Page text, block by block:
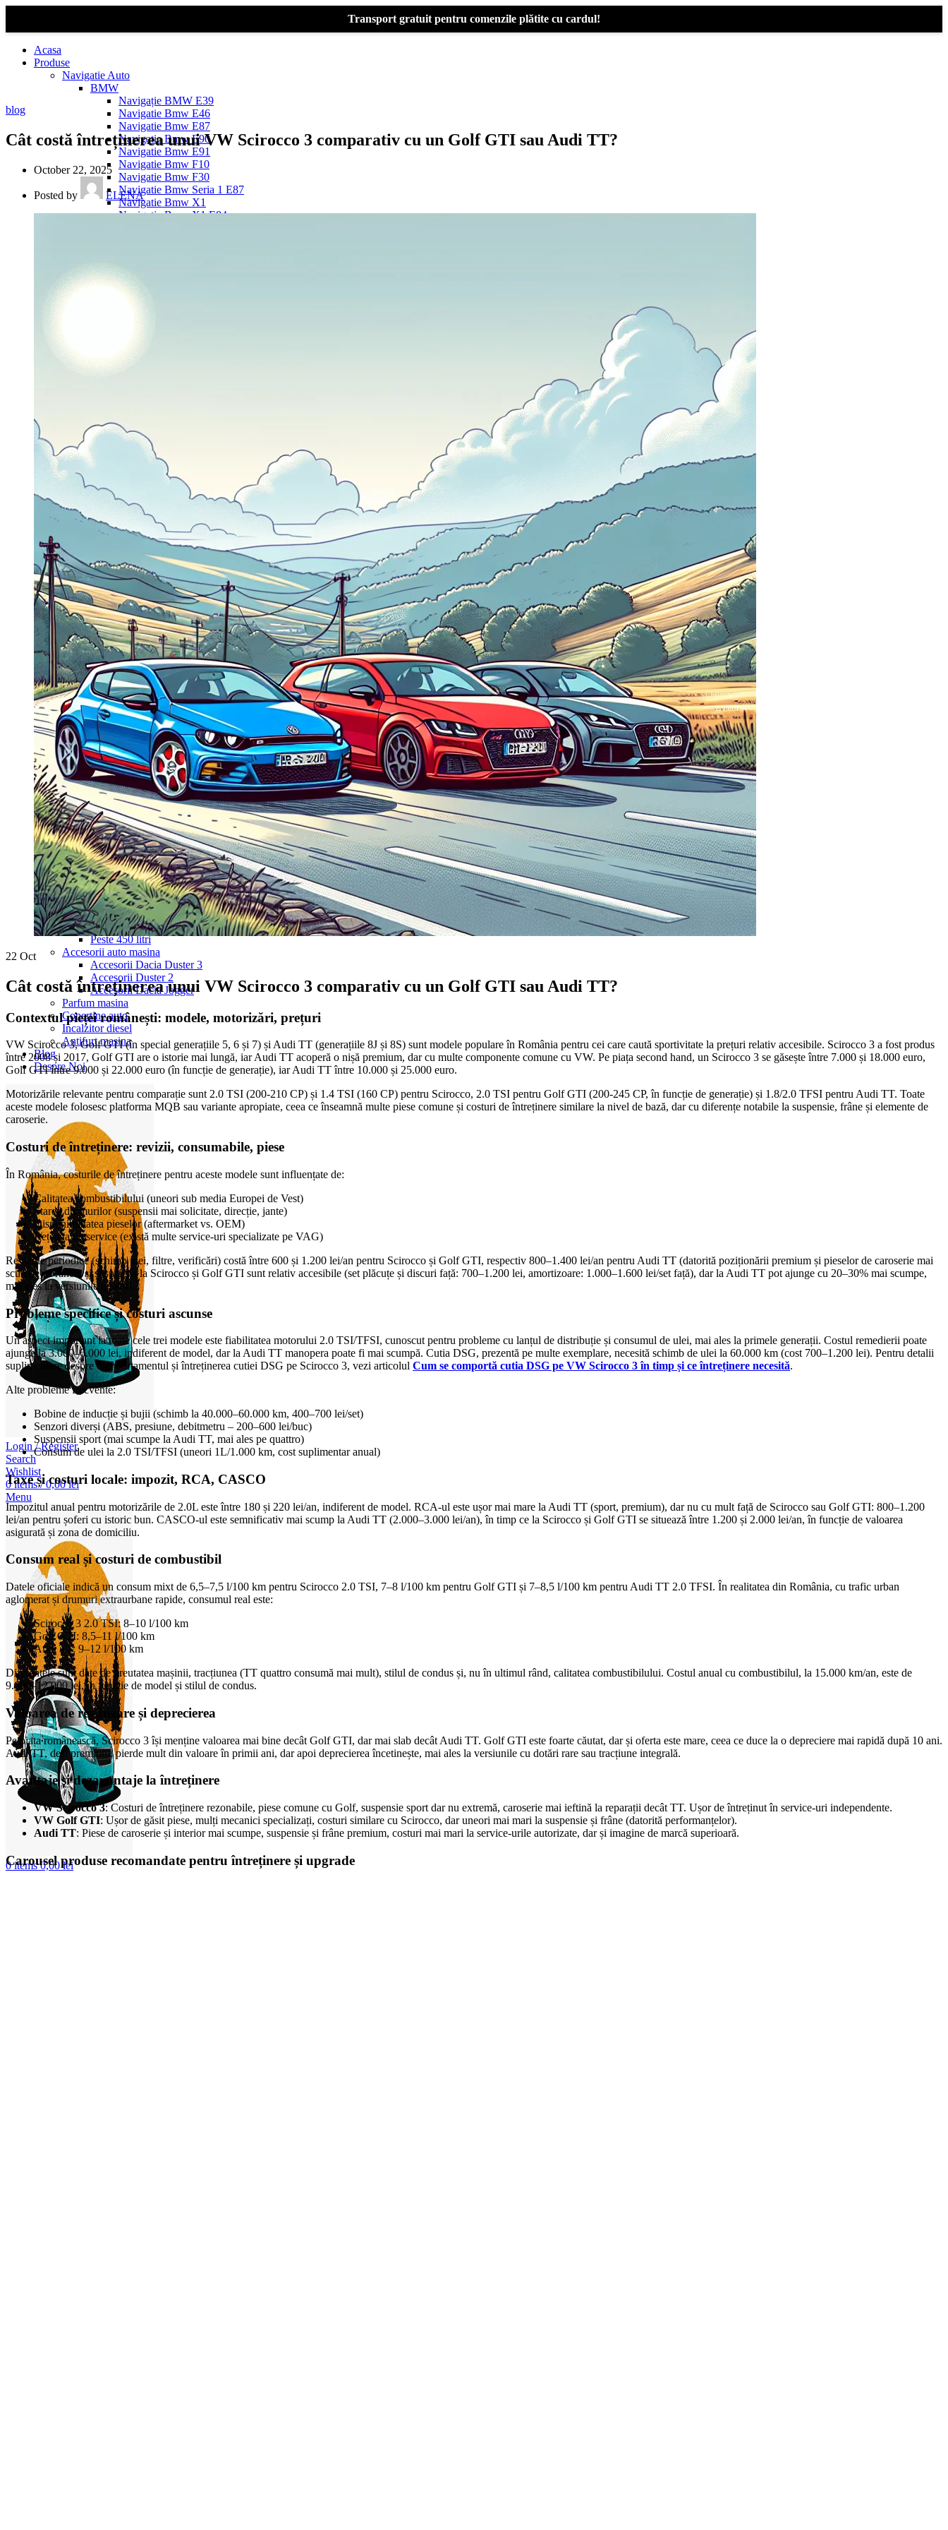
Transport gratuit pentru comenzile plătite cu cardul!
Acasa
Produse
Navigatie Auto
BMW
Navigație BMW E39
Navigatie Bmw E46
Navigatie Bmw E87
Navigatie Bmw E90
Navigatie Bmw E91
Navigatie Bmw F10
Navigatie Bmw F30
Navigatie Bmw Seria 1 E87
Navigatie Bmw X1
Navigatie Bmw X1 E84
Dacia Logan
Navigație Dacia Logan 1 (2004–2012)
Navigație Dacia Logan 2 (2012–2020)
Navigație Dacia Logan 3 (2020–Prezent)
Navigatie Audi A5
Navigatie Audi A6 C5
Navigatie Audi A6 C6
Navigatie Audi A6 C7
Navigatie Audi Q5
Ford
Navigație Ford Fiesta
Navigație Ford Focus 1
Navigație Ford Focus 2
Navigație Ford Focus MK3
Navigație Ford Mondeo MK3
Navigație Ford Mondeo MK4
Navigație Ford Transit
Mercedes
Navigație Mercedes C Class W203
Navigație Mercedes C Class W204
Navigație Mercedes W203
Navigație Mercedes W204
Navigație Mercedes W211
Navigație Mercedes Sprinter
Passat
Navigație Passat B5
Navigație Passat B5 5
Navigație Passat B6
Navigație Passat B7
Navigație Passat B8
Navigație Passat CC
Skoda
Navigație Skoda Fabia 1
Navigație Skoda Fabia 2
Navigație Skoda Octavia 1
Navigație Skoda Octavia 2
Navigație Skoda Octavia 3
Navigație Skoda Rapid
Navigație Skoda Superb 1
Navigație Skoda Superb 2
Navigație Toyota Avensis T25
Portbagaj Plafon Auto
Sub 350 Litri
Peste 350 Litri
Peste 450 litri
Accesorii auto masina
Accesorii Dacia Duster 3
Accesorii Duster 2
Accesorii Dacia Jogger
Parfum masina
Copertine auto
Incalzitor diesel
Antifurt masina
Blog
Despre Noi
Login / Register
Search
Wishlist
0items / 0,00lei
Menu
0items 0,00lei
blog
Cât costă întreținerea unui VW Scirocco 3 comparativ cu un Golf GTI sau Audi TT?
October 22, 2025
Posted by ELENA
22 Oct
Cât costă întreținerea unui VW Scirocco 3 comparativ cu un Golf GTI sau Audi TT?
Contextul pieței românești: modele, motorizări, prețuri
VW Scirocco 3, Golf GTI (în special generațiile 5, 6 și 7) și Audi TT (generațiile 8J și 8S) sunt modele populare în România pentru cei care caută sportivitate la prețuri relativ accesibile. Scirocco 3 a fost produs
între 2008 și 2017, Golf GTI are o istorie mai lungă, iar Audi TT acoperă o nișă premium, dar cu multe componente comune cu VW. Pe piața second hand, un Scirocco 3 se găsește între 7.000 și 18.000 euro,
Golf GTI între 9.000 și 22.000 euro (în funcție de generație), iar Audi TT între 10.000 și 25.000 euro.
Motorizările relevante pentru comparație sunt 2.0 TSI (200-210 CP) și 1.4 TSI (160 CP) pentru Scirocco, 2.0 TSI pentru Golf GTI (200-245 CP, în funcție de generație) și 1.8/2.0 TFSI pentru Audi TT. Toate
aceste modele folosesc platforma MQB sau variante apropiate, ceea ce înseamnă multe piese comune și costuri de întreținere similare la nivel de bază, dar cu diferențe notabile la suspensie, frâne și elemente de
caroserie.
Costuri de întreținere: revizii, consumabile, piese
În România, costurile de întreținere pentru aceste modele sunt influențate de:
Calitatea combustibilului (uneori sub media Europei de Vest)
Starea drumurilor (suspensii mai solicitate, direcție, jante)
Disponibilitatea pieselor (aftermarket vs. OEM)
Rețeaua de service (există multe service-uri specializate pe VAG)
Reviziile periodice (schimb ulei, filtre, verificări) costă între 600 și 1.200 lei/an pentru Scirocco și Golf GTI, respectiv 800–1.400 lei/an pentru Audi TT (datorită poziționării premium și pieselor de caroserie mai
scumpe). Frânele și suspensia la Scirocco și Golf GTI sunt relativ accesibile (set plăcuțe și discuri față: 700–1.200 lei, amortizoare: 1.000–1.600 lei/set față), dar la Audi TT pot ajunge cu 20–30% mai scumpe,
mai ales la versiunile quattro.
Probleme specifice și costuri ascunse
Un aspect important la toate cele trei modele este fiabilitatea motorului 2.0 TSI/TFSI, cunoscut pentru probleme cu lanțul de distribuție și consumul de ulei, mai ales la primele generații. Costul remedierii poate
ajunge la 3.000–6.000 lei, indiferent de model, dar la Audi TT manopera poate fi mai scumpă. Cutia DSG, prezentă pe multe exemplare, necesită schimb de ulei la 60.000 km (cost 700–1.200 lei). Pentru detalii
suplimentare despre comportamentul și întreținerea cutiei DSG pe Scirocco 3, vezi articolul Cum se comportă cutia DSG pe VW Scirocco 3 în timp și ce întreținere necesită.
Alte probleme frecvente:
Bobine de inducție și bujii (schimb la 40.000–60.000 km, 400–700 lei/set)
Senzori diverși (ABS, presiune, debitmetru – 200–600 lei/buc)
Suspensii sport (mai scumpe la Audi TT, mai ales pe quattro)
Consum de ulei la 2.0 TSI/TFSI (uneori 1L/1.000 km, cost suplimentar anual)
Taxe și costuri locale: impozit, RCA, CASCO
Impozitul anual pentru motorizările de 2.0L este între 180 și 220 lei/an, indiferent de model. RCA-ul este ușor mai mare la Audi TT (sport, premium), dar nu cu mult față de Scirocco sau Golf GTI: 800–1.200
lei/an pentru șoferi cu istoric bun. CASCO-ul este semnificativ mai scump la Audi TT (2.000–3.000 lei/an), în timp ce la Scirocco și Golf GTI se situează între 1.200 și 2.000 lei/an, în funcție de valoarea
asigurată și zona de domiciliu.
Consum real și costuri de combustibil
Datele oficiale indică un consum mixt de 6,5–7,5 l/100 km pentru Scirocco 2.0 TSI, 7–8 l/100 km pentru Golf GTI și 7–8,5 l/100 km pentru Audi TT 2.0 TFSI. În realitatea din România, cu trafic urban
aglomerat și drumuri extraurbane rapide, consumul real este:
Scirocco 3 2.0 TSI: 8–10 l/100 km
Golf GTI: 8,5–11 l/100 km
Audi TT: 9–12 l/100 km
Diferențele sunt date de greutatea mașinii, tracțiunea (TT quattro consumă mai mult), stilul de condus și, nu în ultimul rând, calitatea combustibilului. Costul anual cu combustibilul, la 15.000 km/an, este de
9.000–12.000 lei, în funcție de model și stilul de condus.
Valoarea de revânzare și deprecierea
Pe piața românească, Scirocco 3 își menține valoarea mai bine decât Golf GTI, dar mai slab decât Audi TT. Golf GTI este foarte căutat, dar și oferta este mare, ceea ce duce la o depreciere mai rapidă după 10 ani.
Audi TT, deși premium, pierde mult din valoare în primii ani, dar apoi deprecierea încetinește, mai ales la versiunile cu dotări rare sau tracțiune integrală.
Avantaje și dezavantaje la întreținere
VW Scirocco 3: Costuri de întreținere rezonabile, piese comune cu Golf, suspensie sport dar nu extremă, caroserie mai ieftină la reparații decât TT. Ușor de întreținut în service-uri independente.
VW Golf GTI: Ușor de găsit piese, mulți mecanici specializați, costuri similare cu Scirocco, dar uneori mai mari la suspensie și frâne (datorită performanțelor).
Audi TT: Piese de caroserie și interior mai scumpe, suspensie și frâne premium, costuri mai mari la service-urile autorizate, dar și imagine de marcă superioară.
Carousel produse recomandate pentru întreținere și upgrade